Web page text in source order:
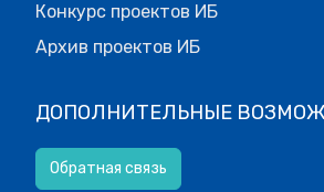
Конкурс проектов ИБ
Архив проектов ИБ
ДОПОЛНИТЕЛЬНЫЕ
Обратная связь